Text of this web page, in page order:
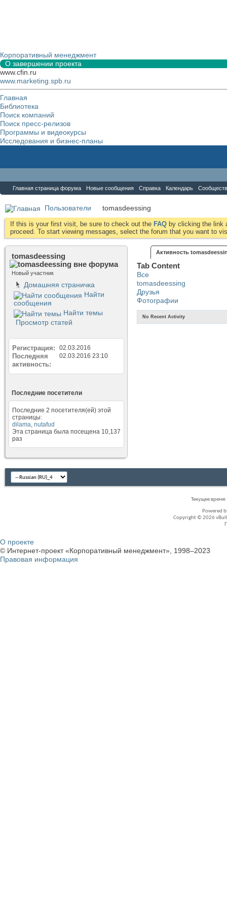
Корпоративный менеджмент
О завершении проекта
www.cfin.ru
www.marketing.spb.ru
Главная
Библиотека
Поиск компаний
Поиск пресс-релизов
Программы и видеокурсы
Исследования и бизнес-планы
Главная страница форума Новые сообщения Справка Календарь
Пользователи tomasdeessing
If this is your first visit, be sure to check out the FAQ by clicking the link
proceed. To start viewing messages, select the forum that you want to
tomasdeessing
Новый участник
Домашняя страничка
Найти
сообщения
Найти темы
Просмотр статей
Регистрация 02.03.2016
Последняя
активность
02.03.2016 23:10
Последние посетители
Последние 2 посетителя(ей) этой
страницы:
dilama, nutafud
Эта страница была посещена 10,137
раз
Активность
Tab Content
Все
tomasdeessing
Друзья
Фотографии
No Recent Activity
Текущее время:
Powered
Copyright © 2026
О проекте
© Интернет-проект «Корпоративный менеджмент», 1998–2023
Правовая информация